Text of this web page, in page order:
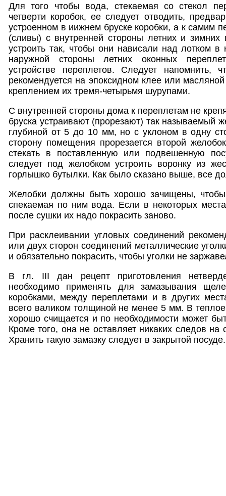
Для того чтобы вода, стекаемая со стекол
четверти коробок, ее следует отводить,
устроенном в иижнем бруске коробки, а к самим
(сливы) с внутренней стороны летних и
устроить так, чтобы они нависали над лотком
наружной стороны летних оконных
устройстве переплетов. Следует напомнить,
рекомендуется на эпоксидном клее или
креплением их тремя-четырьмя шурупами.
С внутренней стороны дома к переплетам не
бруска устраивают (прорезают) так называемый
глубиной от 5 до 10 мм, но с уклоном в одну
сторону помещения прорезается второй
стекать в поставленную или подвешенную
следует под желобком устроить воронку из
горлышко бутылки. Как было сказано выше, все
Желобки должны быть хорошо зачищены,
спекаемая по ним вода. Если в некоторых
после сушки их надо покрасить заново.
При расклеивании угловых соединений
или двух сторон соединений металлические
и обязательно покрасить, чтобы уголки не
В гл. III дан рецепт приготовления
необходимо применять для замазывания
коробками, между переплетами и в других
всего валиком толщиной не менее 5 мм. В теплое
хорошо счищается и по необходимости может
Кроме того, она не оставляет никаких следов на
Хранить такую замазку следует в закрытой посуде.